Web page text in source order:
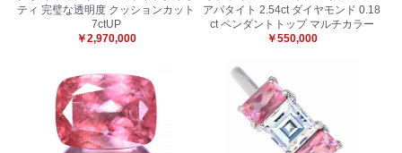
ティ 完璧な透明度 クッションカット
7ctUP
￥2,970,000
アパタイト 2.54ct ダイヤモンド 0.18
ct ペンダントトップ マルチカラー
￥550,000